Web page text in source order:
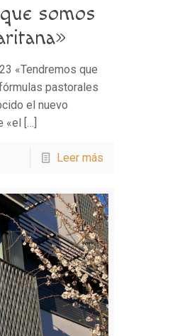
somos
«Tendremos que
pastorales
el nuevo
«el […]
Leer más